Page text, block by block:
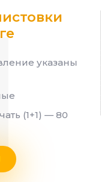
указаны
(1+1) — 80